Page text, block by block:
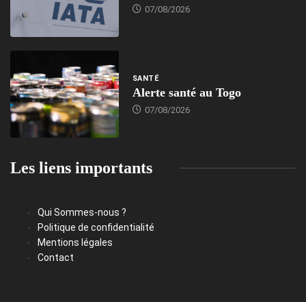
07/08/2026
SANTÉ
Alerte santé au Togo
07/08/2026
Les liens importants
Qui Sommes-nous ?
Politique de confidentialité
Mentions légales
Contact